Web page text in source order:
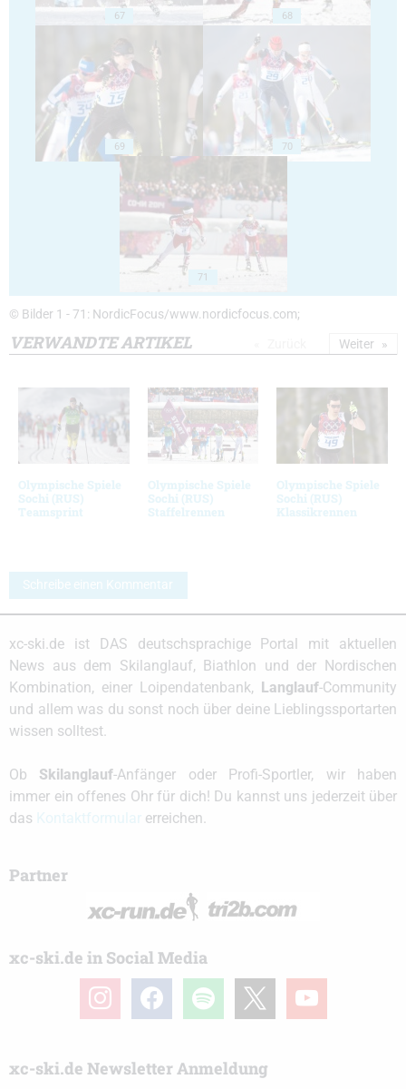
67 68
69 70
71
© Bilder 1 - 71: NordicFocus/www.nordicfocus.com;
VERWANDTE ARTIKEL
Olympische Spiele
Sochi (RUS)
Teamsprint
Olympische Spiele
Sochi (RUS)
Staffelrennen
Olympische Spiele
Sochi (RUS)
Klassikrennen
Weiter
Schreibe einen Kommentar
xc-ski.de ist DAS deutschsprachige Portal mit aktuellen
News aus dem Skilanglauf, Biathlon und der Nordischen
Kombination, einer Loipendatenbank, Langlauf-Community
und allem was du sonst noch über deine Lieblingssportarten
wissen solltest.
Ob Skilanglauf-Anfänger oder Profi-Sportler, wir haben
immer ein offenes Ohr für dich! Du kannst uns jederzeit über
das
erreichen.
Partner
xc-ski.de in Social Media
instagramfacebook spotify youtube
xc-ski.de Newsletter Anmeldung